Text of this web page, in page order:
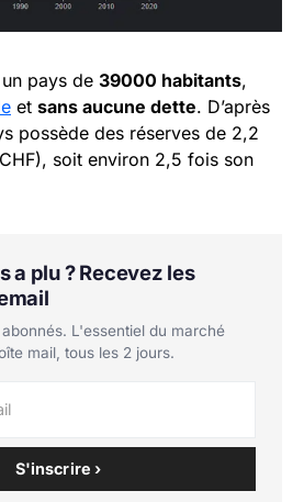
pays de 39000 habitants,
et sans aucune dette. D’après
possède des réserves de 2,2
soit environ 2,5 fois son
a plu ? Recevez les
L'essentiel du marché
mail, tous les 2 jours.
S'inscrire ›